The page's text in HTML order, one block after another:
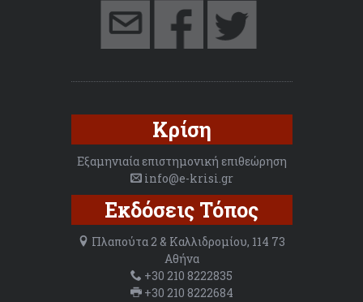
Κρίση
Εξαμηνιαία επιστημονική επιθεώρηση
info@e-krisi.gr
Εκδόσεις Τόπος
Πλαπούτα 2 & Καλλιδρομίου, 114 73
Αθήνα
+30 210 8222835
+30 210 8222684